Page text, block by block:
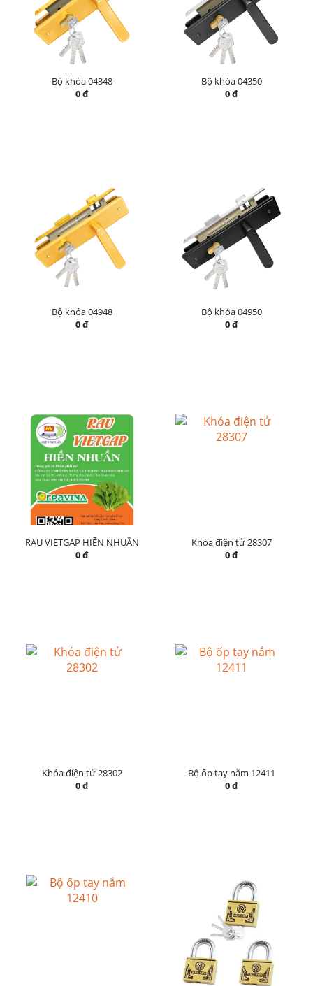
Bộ khóa 04348
0 đ
Bộ khóa 04350
0 đ
Bộ khóa 04948
0 đ
Bộ khóa 04950
0 đ
RAU VIETGAP HIỀN NHUẦN
0 đ
Khóa điện tử 28307
0 đ
Khóa điện tử 28302
0 đ
Bộ ốp tay nắm 12411
0 đ